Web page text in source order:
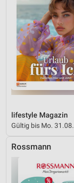
lifestyle Magazin
Gültig bis Mo. 31.08.
Rossmann
Werbung